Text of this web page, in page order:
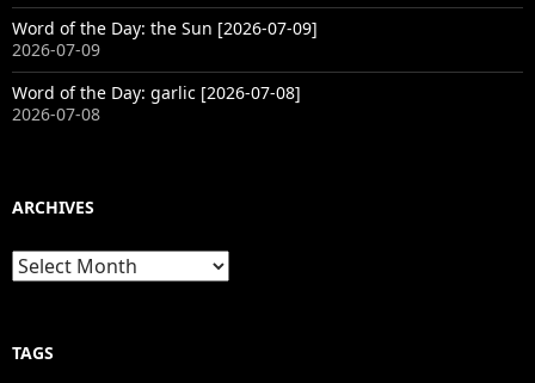
Word of the Day: the Sun [2026-07-09]
2026-07-09
Word of the Day: garlic [2026-07-08]
2026-07-08
ARCHIVES
Archives
TAGS